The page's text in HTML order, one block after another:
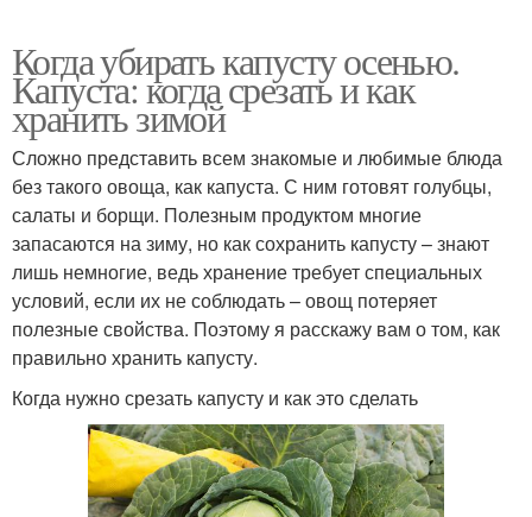
Когда убирать капусту осенью.
Капуста: когда срезать и как
хранить зимой
Сложно представить всем знакомые и любимые блюда
без такого овоща, как капуста. С ним готовят голубцы,
салаты и борщи. Полезным продуктом многие
запасаются на зиму, но как сохранить капусту – знают
лишь немногие, ведь хранение требует специальных
условий, если их не соблюдать – овощ потеряет
полезные свойства. Поэтому я расскажу вам о том, как
правильно хранить капусту.
Когда нужно срезать капусту и как это сделать